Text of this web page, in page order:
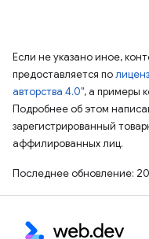
Если не указано иное,
предоставляется по
авторства 4.0", а примеры
Подробнее об этом
зарегистрированный
аффилированных лиц.
Последнее обновление: